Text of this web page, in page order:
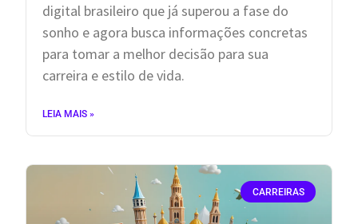
digital brasileiro que já superou a fase do
sonho e agora busca informações concretas
para tomar a melhor decisão para sua
carreira e estilo de vida.
LEIA MAIS »
CARREIRAS